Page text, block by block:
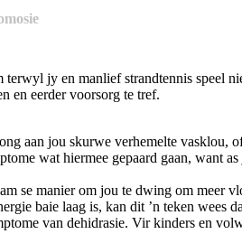
jy en manlief strandtennis speel
en eerder voorsorg te tref.
aan jou skurwe verhemelte vasklou,
wat hiermee gepaard gaan, want
se manier om jou te dwing om meer
baie laag is, kan dit ’n teken wees
van dehidrasie. Vir kinders en